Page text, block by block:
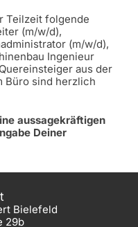
Teilzeit folgende
(m/w/d),
(m/w/d),
Ingenieur
aus der
Büro sind herzlich
aussagekräftigen
Deiner
Bielefeld
29b